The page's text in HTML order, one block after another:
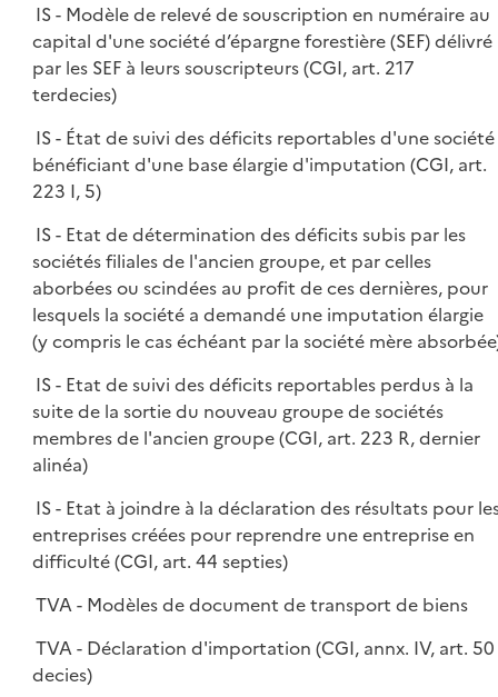
IS - Modèle de relevé de souscription en numéraire au
capital d'une société d’épargne forestière (SEF) délivré
par les SEF à leurs souscripteurs (CGI, art. 217
terdecies)
IS - État de suivi des déficits reportables d'une société
bénéficiant d'une base élargie d'imputation (CGI, art.
223 I, 5)
IS - Etat de détermination des déficits subis par les
sociétés filiales de l'ancien groupe, et par celles
aborbées ou scindées au profit de ces dernières, pour
lesquels la société a demandé une imputation élargie
(y compris le cas échéant par la société mère
IS - Etat de suivi des déficits reportables perdus à la
suite de la sortie du nouveau groupe de sociétés
membres de l'ancien groupe (CGI, art. 223 R, dernier
alinéa)
IS - Etat à joindre à la déclaration des résultats pour
entreprises créées pour reprendre une entreprise en
difficulté (CGI, art. 44 septies)
TVA - Modèles de document de transport de biens
TVA - Déclaration d'importation (CGI, annx. IV, art. 50
decies)